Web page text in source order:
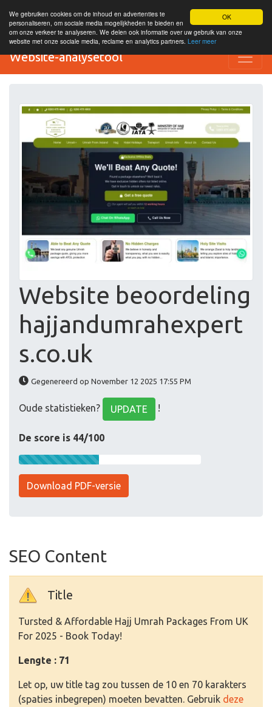
OK
We gebruiken cookies om de inhoud en advertenties te
personaliseren, om sociale media mogelijkheden te bieden en
om onze verkeer te analyseren. We delen ook informatie over uw gebruik van onze
website met onze sociale media, reclame en analytics partners. Leer meer
Website-analysetool
Website beoordeling
hajjandumrahexpert
s.co.uk
Gegenereerd op November 12 2025 17:55 PM
Oude statistieken? UPDATE !
De score is 44/100
Download PDF-versie
SEO Content
Title
Tursted & Affordable Hajj Umrah Packages From UK
For 2025 - Book Today!
Lengte : 71
Let op, uw title tag zou tussen de 10 en 70 karakters
(spaties inbegrepen) moeten bevatten. Gebruik deze